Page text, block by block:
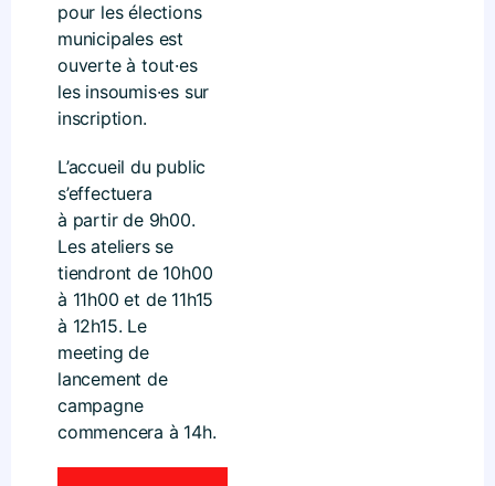
pour les élections
municipales est
ouverte à tout·es
les insoumis·es sur
inscription.
L’accueil du public
s’effectuera
à partir de 9h00.
Les ateliers se
tiendront de 10h00
à 11h00 et de 11h15
à 12h15. Le
meeting de
lancement de
campagne
commencera à 14h.